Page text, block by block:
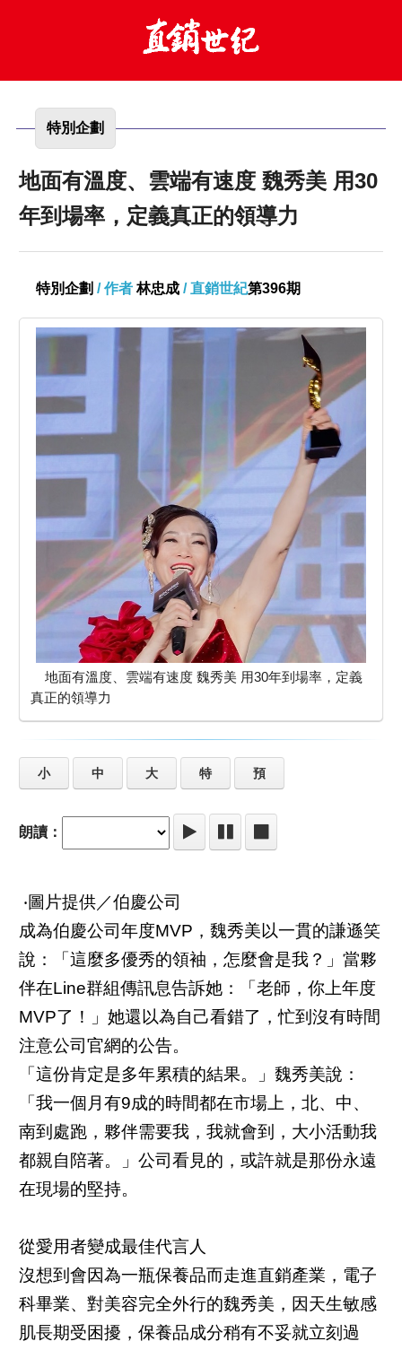
特別企劃
地面有溫度、雲端有速度 魏秀美 用30
年到場率，定義真正的領導力
特別企劃 / 作者林忠成 / 直銷世紀第396期
地面有溫度、雲端有速度 魏秀美 用30年到場率，定義
真正的領導力
小 中 大 特 預
朗讀：
‧圖片提供／伯慶公司
成為伯慶公司年度MVP，魏秀美以一貫的謙遜笑
說：「這麼多優秀的領袖，怎麼會是我？」當夥
伴在Line群組傳訊息告訴她：「老師，你上年度
MVP了！」她還以為自己看錯了，忙到沒有時間
注意公司官網的公告。
「這份肯定是多年累積的結果。」魏秀美說：
「我一個月有9成的時間都在市場上，北、中、
南到處跑，夥伴需要我，我就會到，大小活動我
都親自陪著。」公司看見的，或許就是那份永遠
在現場的堅持。
從愛用者變成最佳代言人
沒想到會因為一瓶保養品而走進直銷產業，電子
科畢業、對美容完全外行的魏秀美，因天生敏感
肌長期受困擾，保養品成分稍有不妥就立刻過